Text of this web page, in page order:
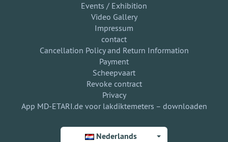
Events / Exhibition
Video Gallery
Impressum
contact
Cancellation Policy and Return Information
Payment
Scheepvaart
Revoke contract
Privacy
App MD-ETARI.de voor lakdiktemeters – downloaden
Nederlands